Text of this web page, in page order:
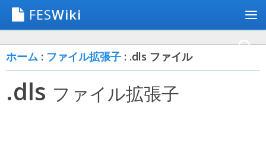
FESWiki
ホーム : ファイル拡張子 : .dls ファイル
.dls ファイル拡張子